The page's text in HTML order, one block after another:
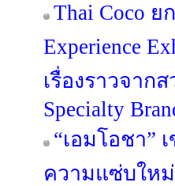
Thai Coco ย
Experience
เรื่องราวจาก
Specialty
“เอมโอชา”
ความแซ่บให